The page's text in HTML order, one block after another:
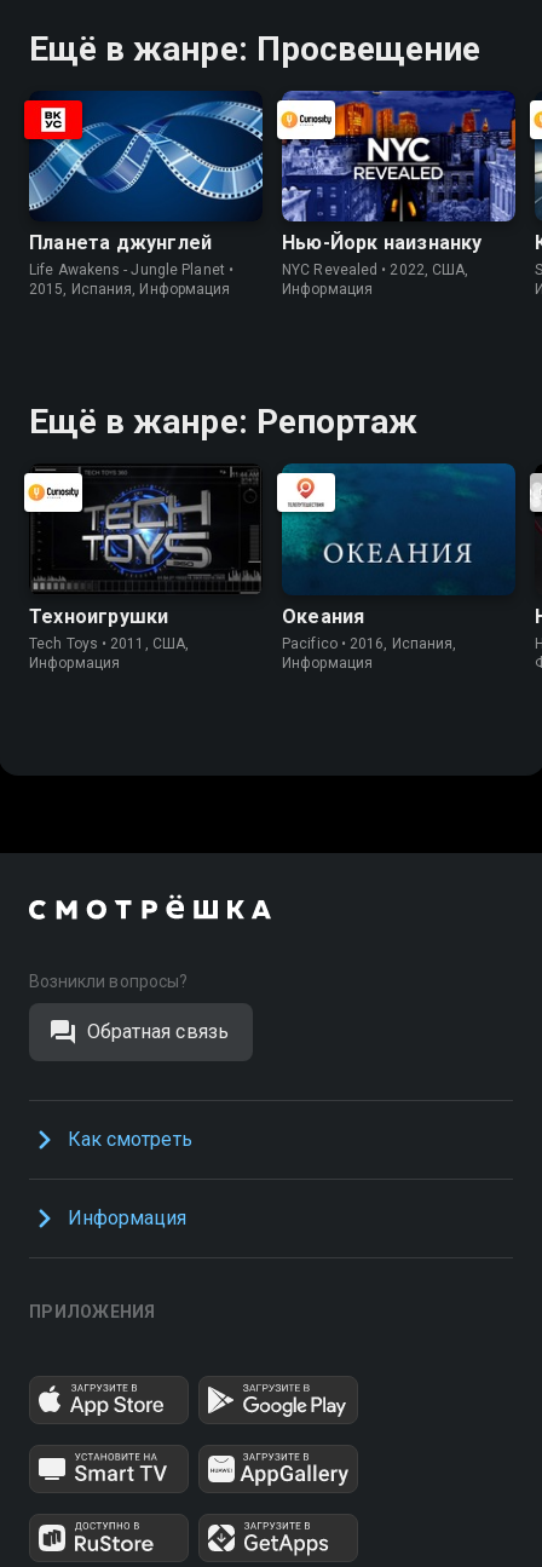
Ещё в жанре: Просвещение
Планета джунглей
Life Awakens - Jungle Planet •
2015, Испания, Информация
Нью-Йорк наизнанку
NYC Revealed • 2022, США,
Информация
Ещё в жанре: Репортаж
Техноигрушки
Tech Toys • 2011, США,
Информация
Океания
Pacifico • 2016, Испания,
Информация
Возникли вопросы?
Обратная связь
Как смотреть
Информация
ПРИЛОЖЕНИЯ